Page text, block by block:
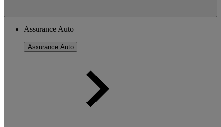
Assurance Auto
Assurance Auto